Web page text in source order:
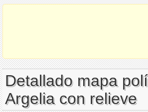
Detallado mapa
Argelia con relieve